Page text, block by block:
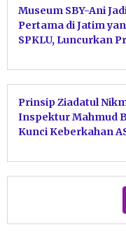
Museum SBY-Ani
Pertama di Jatim
SPKLU, Luncurkan
Prinsip Ziadatul
Inspektur Mahmud
Kunci Keberkahan